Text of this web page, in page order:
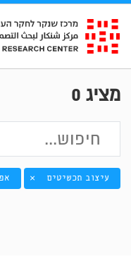
מציג 0
עיצוב תכשיטים ×